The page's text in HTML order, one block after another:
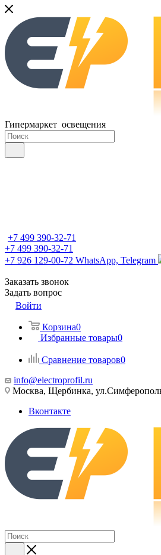
Гипермаркет освещения
+7 499 390-32-71
+7 499 390-32-71
+7 926 129-00-72 WhatsApp, Telegram
Заказать звонок
Задать вопрос
Войти
Корзина0
Избранные товары0
Сравнение товаров0
info@electroprofil.ru
Москва, Щербинка,
Вконтакте